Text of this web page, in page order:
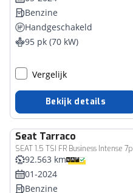
Benzine
Handgeschakeld
95 pk (70 kW)
Vergelijk
Bekijk details
Seat Tarraco
SEAT 1.5 TSI FR Business Intense
92.563 km
01-2024
Benzine